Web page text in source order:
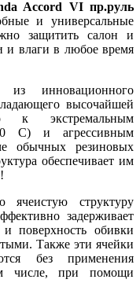
Accord VI пр.руль
и универсальные
защитить салон и
и влаги в любое время
из инновационного
высочайшей
к экстремальным
С) и агрессивным
обычных резиновых
обеспечивает им
структуру
задерживает
поверхность обивки
Также эти ячейки
без применения
числе, при помощи